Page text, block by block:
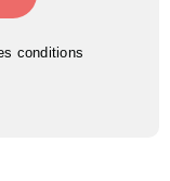
conditions